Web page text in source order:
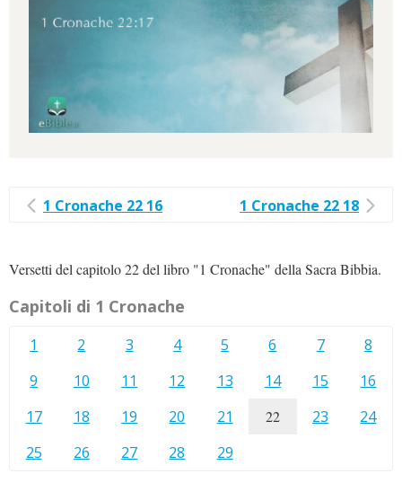
1 Cronache 22 16 1 Cronache 22 18
Versetti del capitolo 22 del libro "1 Cronache" della Sacra Bibbia.
Capitoli di 1 Cronache
1 2 3 4 5 6 7
8
9
10 11 12 13 14 15
16
17
18 19 20 21 22 23
24
25
26 27 28 29